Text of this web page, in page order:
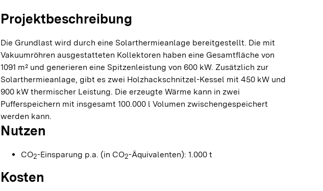
Projektbeschreibung
Die Grundlast wird durch eine Solarthermieanlage bereitgestellt. Die mit
Vakuumröhren ausgestatteten Kollektoren haben eine Gesamtfläche von
1091 m² und generieren eine Spitzenleistung von 600 kW. Zusätzlich zur
Solarthermieanlage, gibt es zwei Holzhackschnitzel-Kessel mit 450 kW und
900 kW thermischer Leistung. Die erzeugte Wärme kann in zwei
Pufferspeichern mit insgesamt 100.000 l Volumen zwischengespeichert
werden kann.
Nutzen
CO2-Einsparung p.a. (in CO2-Äquivalenten): 1.000 t
Kosten